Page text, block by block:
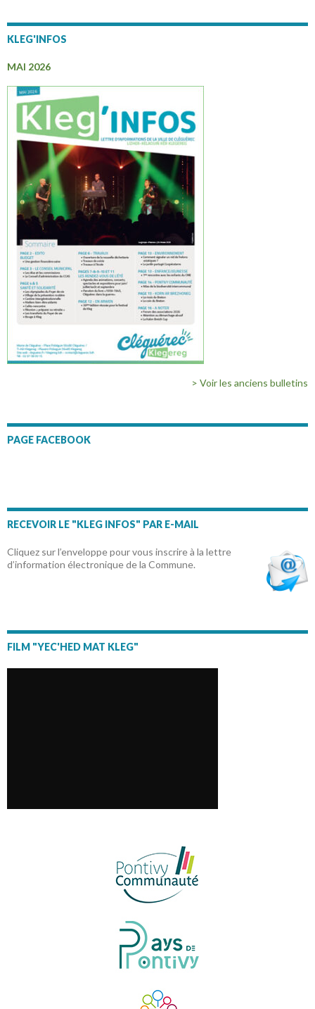
KLEG'INFOS
MAI 2026
> Voir les anciens bulletins
PAGE FACEBOOK
RECEVOIR LE "KLEG INFOS" PAR E-MAIL
Cliquez sur l’enveloppe pour vous inscrire à la lettre
d’information électronique de la Commune.
FILM "YEC'HED MAT KLEG"